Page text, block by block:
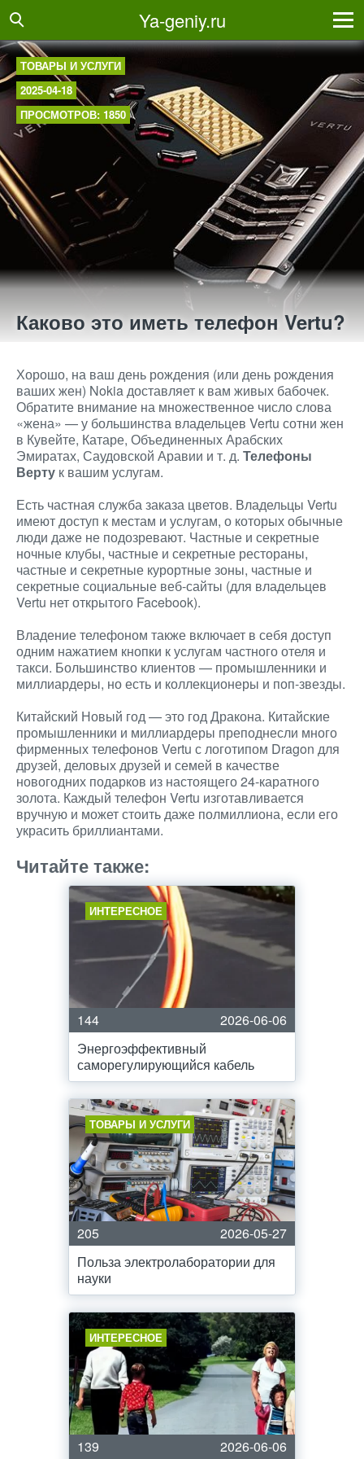
Ya-geniy.ru
ТОВАРЫ И УСЛУГИ
2025-04-18
ПРОСМОТРОВ: 1850
Каково это иметь телефон Vertu?
Хорошо, на ваш день рождения (или день рождения
ваших жен) Nokia доставляет к вам живых бабочек.
Обратите внимание на множественное число слова
«жена» — у большинства владельцев Vertu сотни жен
в Кувейте, Катаре, Объединенных Арабских
Эмиратах, Саудовской Аравии и т. д. Телефоны
Верту к вашим услугам.
Есть частная служба заказа цветов. Владельцы Vertu
имеют доступ к местам и услугам, о которых обычные
люди даже не подозревают. Частные и секретные
ночные клубы, частные и секретные рестораны,
частные и секретные курортные зоны, частные и
секретные социальные веб-сайты (для владельцев
Vertu нет открытого Facebook).
Владение телефоном также включает в себя доступ
одним нажатием кнопки к услугам частного отеля и
такси. Большинство клиентов — промышленники и
миллиардеры, но есть и коллекционеры и поп-звезды.
Китайский Новый год — это год Дракона. Китайские
промышленники и миллиардеры преподнесли много
фирменных телефонов Vertu с логотипом Dragon для
друзей, деловых друзей и семей в качестве
новогодних подарков из настоящего 24-каратного
золота. Каждый телефон Vertu изготавливается
вручную и может стоить даже полмиллиона, если его
украсить бриллиантами.
Читайте также:
ИНТЕРЕСНОЕ
144
2026-06-06
Энергоэффективный
саморегулирующийся кабель
ТОВАРЫ И УСЛУГИ
205
2026-05-27
Польза электролаборатории для
науки
ИНТЕРЕСНОЕ
139 2026-06-06